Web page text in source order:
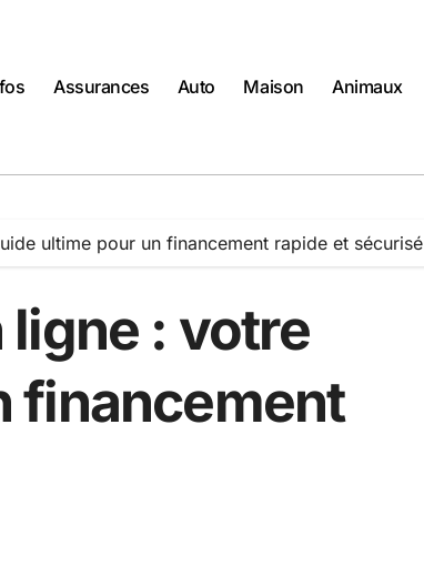
Assurances Auto Maison Animaux
ultime pour un financement rapide et sécurisé
: votre
financement